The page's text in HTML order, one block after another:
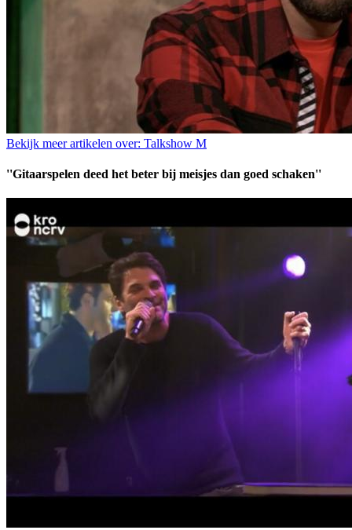
Bekijk meer artikelen over: Talkshow M
''Gitaarspelen deed het beter bij meisjes dan goed schaken''